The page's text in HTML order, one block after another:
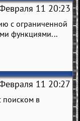
11 20:23
с ограниченной
функциями...
11 20:27
поиском в